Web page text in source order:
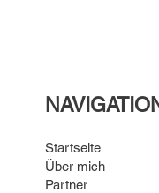
Startseite
Über mich
Partner